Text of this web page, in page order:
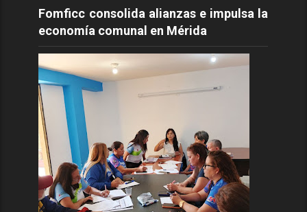
Fomficc consolida alianzas e impulsa la
economía comunal en Mérida